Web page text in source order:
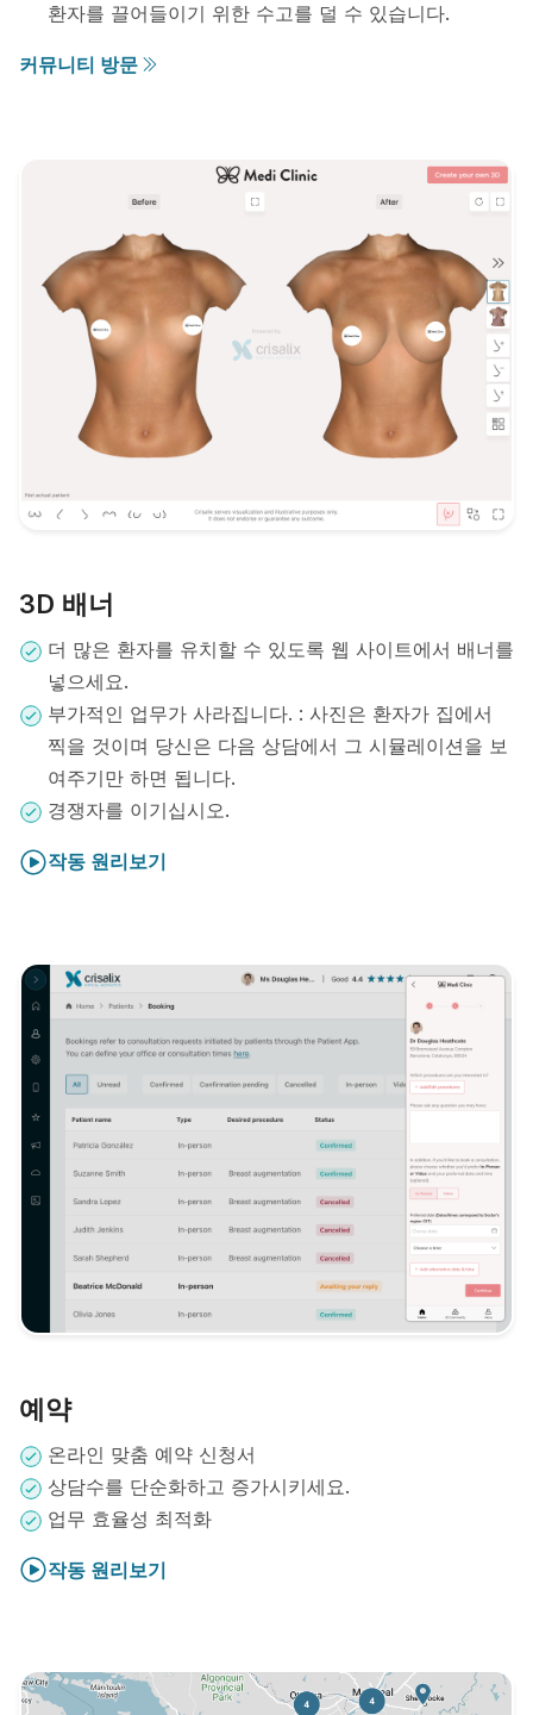
환자를 끌어들이기 위한 수고를 덜 수 있습니다.
커뮤니티 방문
3D 배너
더 많은 환자를 유치할 수 있도록 웹 사이트에서 배너를
넣으세요.
부가적인 업무가 사라집니다. : 사진은 환자가 집에서
찍을 것이며 당신은 다음 상담에서 그 시뮬레이션을 보
여주기만 하면 됩니다.
경쟁자를 이기십시오.
작동 원리보기
예약
온라인 맞춤 예약 신청서
상담수를 단순화하고 증가시키세요.
업무 효율성 최적화
작동 원리보기